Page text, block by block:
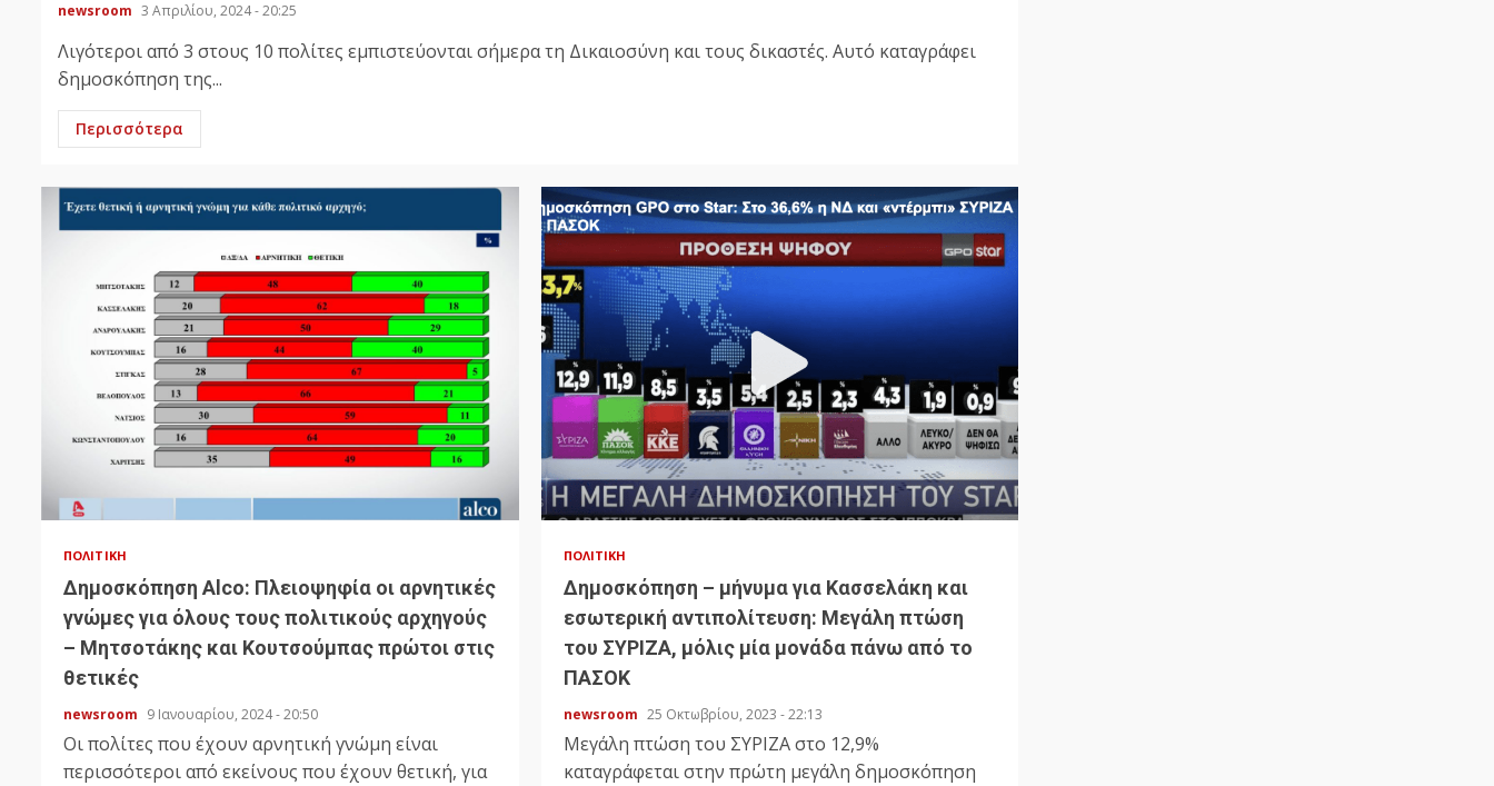
newsroom 3 Απριλίου, 2024 - 20:25
Λιγότεροι από 3 στους 10 πολίτες εμπιστεύονται σήμερα τη Δικαιοσύνη και τους δικαστές. Αυτό καταγράφει
δημοσκόπηση της...
Περισσότερα
ΠΟΛΙΤΙΚΉ
Δημοσκόπηση Alco: Πλειοψηφία οι αρνητικές
γνώμες για όλους τους πολιτικούς αρχηγούς
– Μητσοτάκης και Κουτσούμπας πρώτοι στις
θετικές
newsroom 9 Ιανουαρίου, 2024 - 20:50
Οι πολίτες που έχουν αρνητική γνώμη είναι
περισσότεροι από εκείνους που έχουν θετική, για
ΠΟΛΙΤΙΚΉ
Δημοσκόπηση – μήνυμα για Κασσελάκη και
εσωτερική αντιπολίτευση: Μεγάλη πτώση
του ΣΥΡΙΖΑ, μόλις μία μονάδα πάνω από το
ΠΑΣΟΚ
newsroom 25 Οκτωβρίου, 2023 - 22:13
Μεγάλη πτώση του ΣΥΡΙΖΑ στο 12,9%
καταγράφεται στην πρώτη μεγάλη δημοσκόπηση